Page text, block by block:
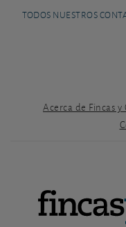
TODOS NUESTROS
Acerca de Fincas y